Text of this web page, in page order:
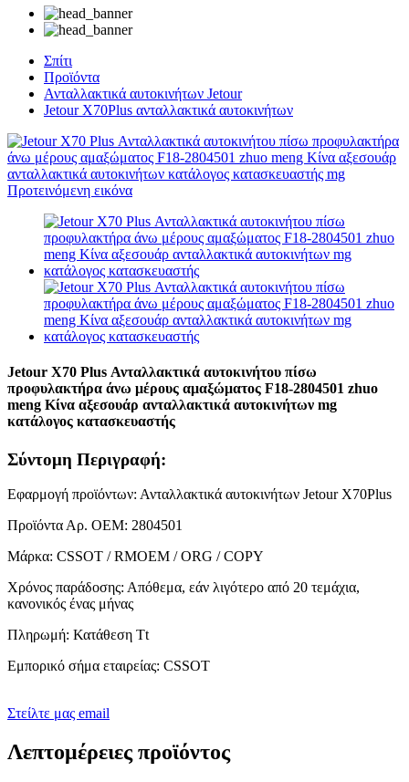
Σπίτι
Προϊόντα
Ανταλλακτικά αυτοκινήτων Jetour
Jetour X70Plus ανταλλακτικά αυτοκινήτων
Jetour X70 Plus Ανταλλακτικά αυτοκινήτου πίσω
προφυλακτήρα άνω μέρους αμαξώματος F18-2804501 zhuo
meng Κίνα αξεσουάρ ανταλλακτικά αυτοκινήτων mg
κατάλογος κατασκευαστής
Σύντομη Περιγραφή:
Εφαρμογή προϊόντων: Ανταλλακτικά αυτοκινήτων Jetour X70Plus
Προϊόντα Αρ. ΟΕΜ: 2804501
Μάρκα: CSSOT / RMOEM / ORG / COPY
Χρόνος παράδοσης: Απόθεμα, εάν λιγότερο από 20 τεμάχια,
κανονικός ένας μήνας
Πληρωμή: Κατάθεση Tt
Εμπορικό σήμα εταιρείας: CSSOT
Στείλτε μας email
Λεπτομέρειες προϊόντος